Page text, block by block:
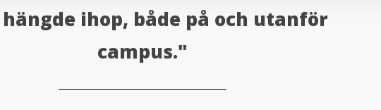
ihop, både på och utanför
campus."